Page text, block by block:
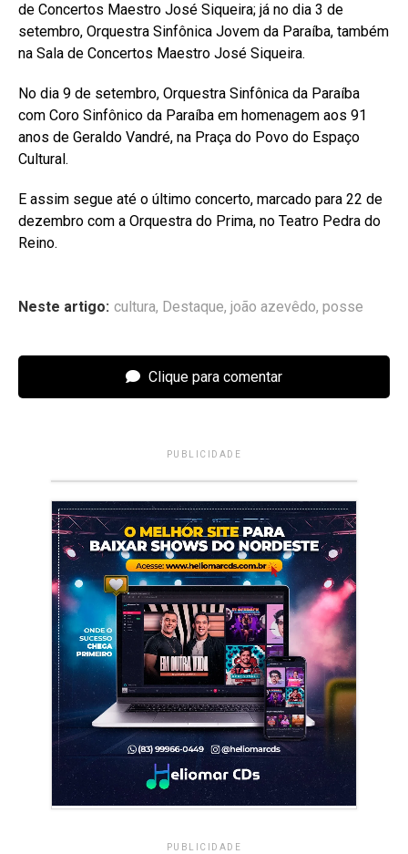
de Concertos Maestro José Siqueira; já no dia 3 de
setembro, Orquestra Sinfônica Jovem da Paraíba, também
na Sala de Concertos Maestro José Siqueira.
No dia 9 de setembro, Orquestra Sinfônica da Paraíba
com Coro Sinfônico da Paraíba em homenagem aos 91
anos de Geraldo Vandré, na Praça do Povo do Espaço
Cultural.
E assim segue até o último concerto, marcado para 22 de
dezembro com a Orquestra do Prima, no Teatro Pedra do
Reino.
Neste artigo: cultura, Destaque, joão azevêdo, posse
Clique para comentar
PUBLICIDADE
PUBLICIDADE